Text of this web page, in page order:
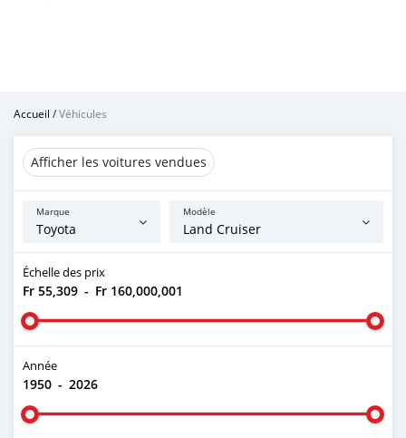
Accueil /Véhicules
Afficher les voitures vendues
Marque Modèle
Échelle des prix
Fr 55,309 - Fr 160,000,001
Année
1950 - 2026